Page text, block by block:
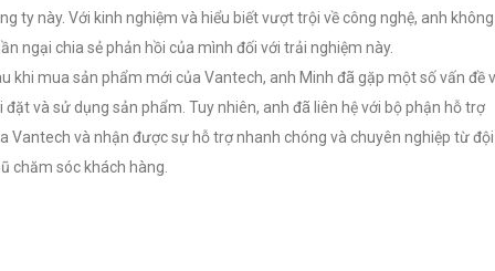
ty này. Với kinh nghiệm và hiểu biết vượt trội về công nghệ, anh không
ngại chia sẻ phản hồi của mình đối với trải nghiệm này.
khi mua sản phẩm mới của Vantech, anh Minh đã gặp một số vấn đề
đặt và sử dụng sản phẩm. Tuy nhiên, anh đã liên hệ với bộ phận hỗ trợ
Vantech và nhận được sự hỗ trợ nhanh chóng và chuyên nghiệp từ đội
chăm sóc khách hàng.